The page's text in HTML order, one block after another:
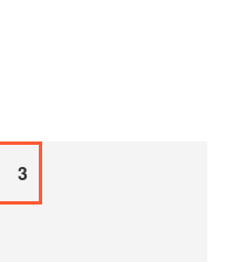
ES AHORA IMPULSA
3